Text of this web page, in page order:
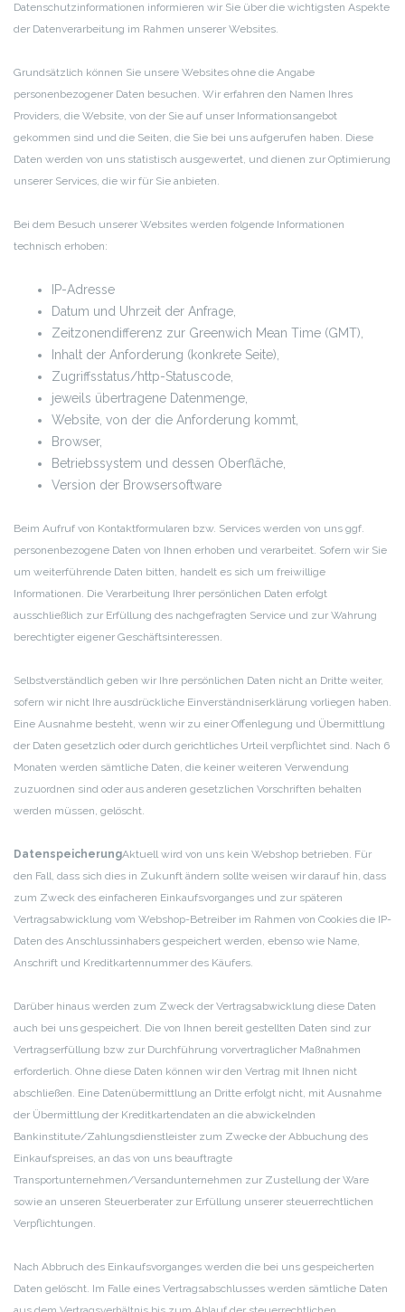
Datenschutzinformationen informieren wir Sie über die wichtigsten Aspekte
der Datenverarbeitung im Rahmen unserer Websites.
Grundsätzlich können Sie unsere Websites ohne die Angabe
personenbezogener Daten besuchen. Wir erfahren den Namen Ihres
Providers, die Website, von der Sie auf unser Informationsangebot
gekommen sind und die Seiten, die Sie bei uns aufgerufen haben. Diese
Daten werden von uns statistisch ausgewertet, und dienen zur Optimierung
unserer Services, die wir für Sie anbieten.
Bei dem Besuch unserer Websites werden folgende Informationen
technisch erhoben:
IP-Adresse
Datum und Uhrzeit der Anfrage,
Zeitzonendifferenz zur Greenwich Mean Time (GMT),
Inhalt der Anforderung (konkrete Seite),
Zugriffsstatus/http-Statuscode,
jeweils übertragene Datenmenge,
Website, von der die Anforderung kommt,
Browser,
Betriebssystem und dessen Oberfläche,
Version der Browsersoftware
Beim Aufruf von Kontaktformularen bzw. Services werden von uns ggf.
personenbezogene Daten von Ihnen erhoben und verarbeitet. Sofern wir Sie
um weiterführende Daten bitten, handelt es sich um freiwillige
Informationen. Die Verarbeitung Ihrer persönlichen Daten erfolgt
ausschließlich zur Erfüllung des nachgefragten Service und zur Wahrung
berechtigter eigener Geschäftsinteressen.
Selbstverständlich geben wir Ihre persönlichen Daten nicht an Dritte weiter,
sofern wir nicht Ihre ausdrückliche Einverständniserklärung vorliegen haben.
Eine Ausnahme besteht, wenn wir zu einer Offenlegung und Übermittlung
der Daten gesetzlich oder durch gerichtliches Urteil verpflichtet sind. Nach 6
Monaten werden sämtliche Daten, die keiner weiteren Verwendung
zuzuordnen sind oder aus anderen gesetzlichen Vorschriften behalten
werden müssen, gelöscht.
DatenspeicherungAktuell wird von uns kein Webshop betrieben. Für
den Fall, dass sich dies in Zukunft ändern sollte weisen wir darauf hin, dass
zum Zweck des einfacheren Einkaufsvorganges und zur späteren
Vertragsabwicklung vom Webshop-Betreiber im Rahmen von Cookies die IP-
Daten des Anschlussinhabers gespeichert werden, ebenso wie Name,
Anschrift und Kreditkartennummer des Käufers.
Darüber hinaus werden zum Zweck der Vertragsabwicklung diese Daten
auch bei uns gespeichert. Die von Ihnen bereit gestellten Daten sind zur
Vertragserfüllung bzw zur Durchführung vorvertraglicher Maßnahmen
erforderlich. Ohne diese Daten können wir den Vertrag mit Ihnen nicht
abschließen. Eine Datenübermittlung an Dritte erfolgt nicht, mit Ausnahme
der Übermittlung der Kreditkartendaten an die abwickelnden
Bankinstitute/Zahlungsdienstleister zum Zwecke der Abbuchung des
Einkaufspreises, an das von uns beauftragte
Transportunternehmen/Versandunternehmen zur Zustellung der Ware
sowie an unseren Steuerberater zur Erfüllung unserer steuerrechtlichen
Verpflichtungen.
Nach Abbruch des Einkaufsvorganges werden die bei uns gespeicherten
Daten gelöscht. Im Falle eines Vertragsabschlusses werden sämtliche Daten